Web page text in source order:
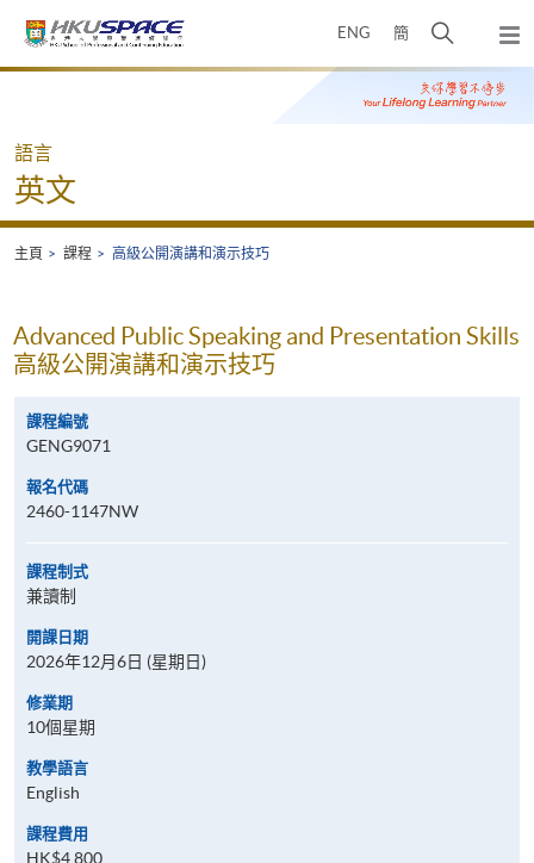
ENG 簡
開
搜
尋
彈
出
主
Main
語言
英文
主頁 課程 高級公開演講和演示技巧
Advanced Public Speaking and Presentation Skills
高級公開演講和演示技巧
課程編號
GENG9071
報名代碼
2460-1147NW
課程制式
兼讀制
開課日期
2026年12月6日 (星期日)
修業期
10個星期
教學語言
English
課程費用
HK$4,800